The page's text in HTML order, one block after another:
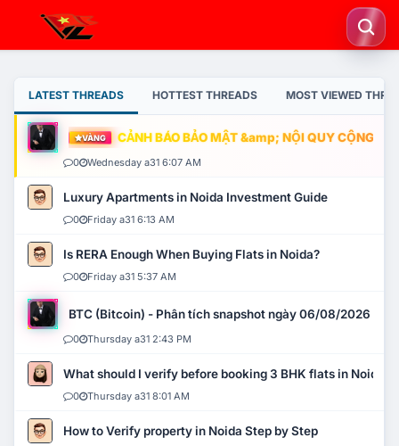
LATEST THREADS HOTTEST THREADS MOST VIEWED
VÀNG CẢNH BÁO BẢO MẬT &amp; NỘI QUY CỘNG
0 Wednesday a31 6:07 AM
Luxury Apartments in Noida Investment Guide
0 Friday a31 6:13 AM
Is RERA Enough When Buying Flats in Noida?
0 Friday a31 5:37 AM
BTC (Bitcoin) - Phân tích snapshot ngày 06/08/2026
0 Thursday a31 2:43 PM
What should I verify before booking 3 BHK flats in Noida?
0 Thursday a31 8:01 AM
How to Verify property in Noida Step by Step